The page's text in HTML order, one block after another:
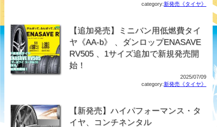
category:新発売《タイヤ》
【追加発売】ミニバン用低燃費タイ
ヤ《AA-b》 、ダンロップENASAVE
RV505 、1サイズ追加で新規発売開
始！
2025/07/09
category:新発売《タイヤ》
【新発売】ハイパフォーマンス・タ
イヤ、コンチネンタル